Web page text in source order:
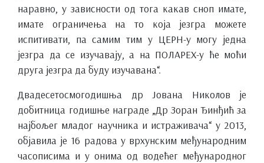
наравно, у зависности од тога какав сноп имате,
имате ограничења на то која језгра можете
испитивати, па самим тим у ЦЕРН-у могу једна
језгра да се изучавају, а на ПОЛАРЕX-у ће моћи
друга језгра да буду изучавана“.
Двадесетосмогодишња др Јована Николов је
добитница годишње награде „Др Зоран Ђинђић за
најбољег младог научника и истраживача“ у 2013,
објавила је 16 радова у врхунским међународним
часописима и у онима од водећег међународног